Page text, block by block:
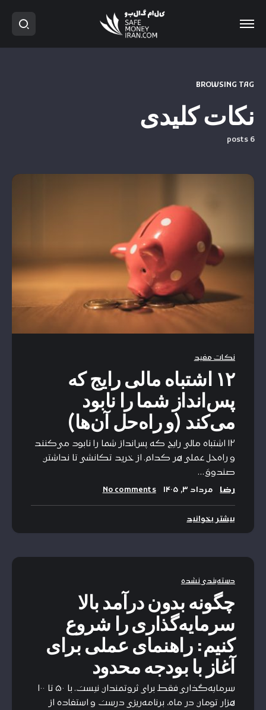
BROWSING TAG
نکات کلیدی
6 posts
نکات مفید
۱۲ اشتباه مالی رایج که
پس‌انداز شما را نابود
می‌کند (و راه‌حل آن‌ها)
۱۲ اشتباه مالی رایج که پس‌انداز شما را نابود می‌کنند
و راه‌حل عملی هر کدام. از خرید تکانشی تا نداشتن
صندوق…
رضا مرداد ۳, ۱۴۰۵ No comments
بیشتر بخوانید
دسته‌بندی نشده
چگونه بدون درآمد بالا
سرمایه‌گذاری را شروع
کنیم: راهنمای عملی برای
آغاز با بودجه محدود
سرمایه‌گذاری فقط برای ثروتمندان نیست. با ۵۰ تا ۱۰۰
هزار تومان در ماه، برنامه‌ریزی درست و استفاده از